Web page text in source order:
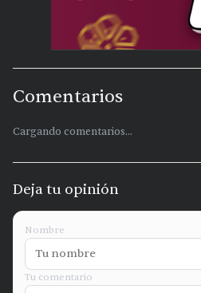
Comentarios
Cargando comentarios...
Deja tu opinión
Nombre
Tu comentario